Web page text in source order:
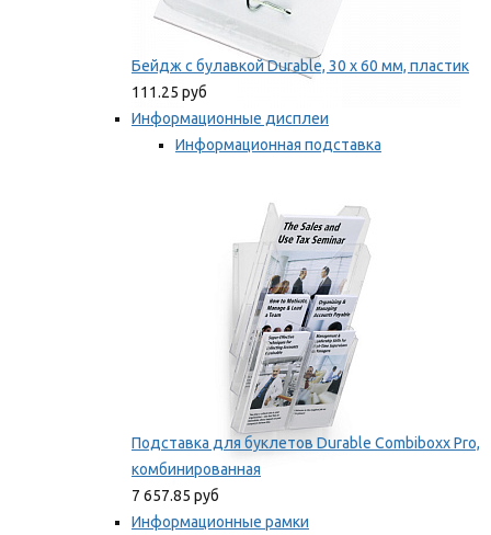
Бейдж с булавкой Durable, 30 х 60 мм, пластик
111.25 руб
Информационные дисплеи
Информационная подставка
Подставка для буклетов Durable Combiboxx Pro,
комбинированная
7 657.85 руб
Информационные рамки